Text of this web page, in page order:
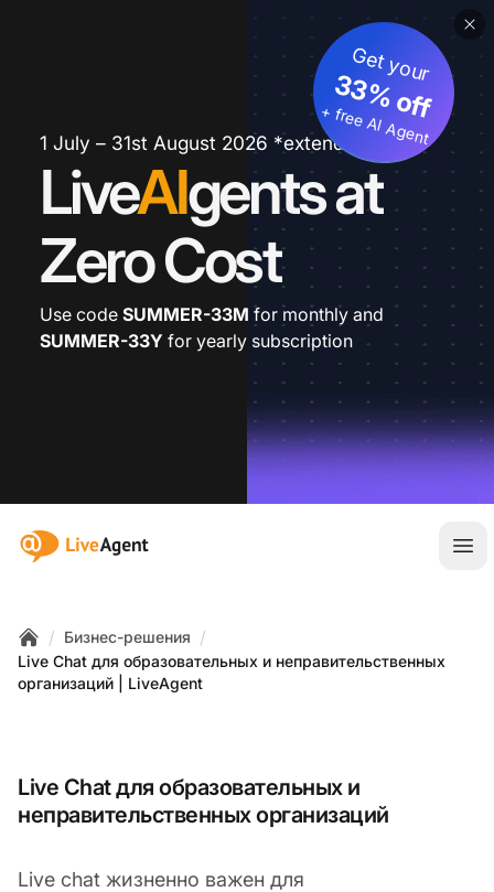
1 July – 31st August 2026 *extended
LiveAIgents at
Zero Cost
Get your
33% off
+ free AI Agent
Use code SUMMER-33M for monthly and
SUMMER-33Y for yearly subscription
:site.title
Home
/ Бизнес-решения /
Live Chat для образовательных и неправительственных
организаций | LiveAgent
Live Chat для образовательных и
неправительственных организаций
Live chat жизненно важен для